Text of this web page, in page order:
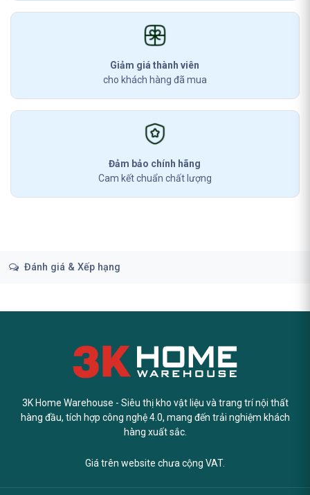
Giảm giá thành viên
cho khách hàng đã mua
Đảm bảo chính hãng
Cam kết chuẩn chất lượng
Đánh giá & Xếp hạng
3K Home Warehouse - Siêu thị kho vật liệu và trang trí nội thất
hàng đầu, tích hợp công nghệ 4.0, mang đến trải nghiệm khách
hàng xuất sắc.
Giá trên website chưa cộng VAT.